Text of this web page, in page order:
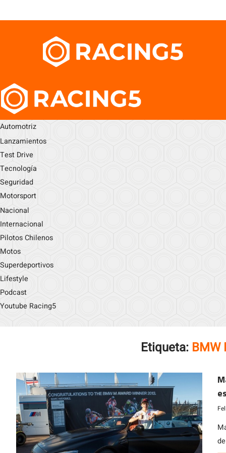
Automotriz
Lanzamientos
Test Drive
Tecnología
Seguridad
Motorsport
Nacional
Internacional
Pilotos Chilenos
Motos
Superdeportivos
Lifestyle
Podcast
Youtube Racing5
Etiqueta: BMW